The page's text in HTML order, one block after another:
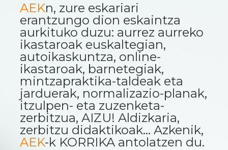
AEKn, zure eskariari
erantzungo dion eskaintza
aurkituko duzu: aurrez aurreko
ikastaroak euskaltegian,
autoikaskuntza, online-
ikastaroak, barnetegiak,
mintzapraktika-taldeak eta
jarduerak, normalizazio-planak,
itzulpen- eta zuzenketa-
zerbitzua, AIZU! Aldizkaria,
zerbitzu didaktikoak... Azkenik,
AEK-k KORRIKA antolatzen du.